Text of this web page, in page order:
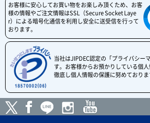
お客様に安心してお買い物をお楽しみ頂くため、お客
様の情報やご注文情報はSSL（Secure Socket Laye
r）による暗号化通信を利用し安全に送受信を行って
おります。
当社はJIPDEC認定の「プライバシー
す。お客様からお預かりしている個
徹底し個人情報の保護に努めておりま